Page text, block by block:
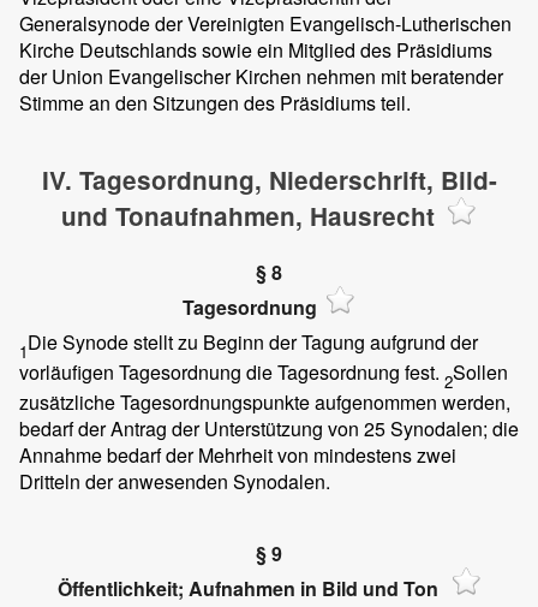
Generalsynode der Vereinigten Evangelisch-Lutherischen
Kirche Deutschlands sowie ein Mitglied des Präsidiums
der Union Evangelischer Kirchen nehmen mit beratender
Stimme an den Sitzungen des Präsidiums teil.
IV. Tagesordnung, Niederschrift, Bild-
und Tonaufnahmen, Hausrecht
§ 8
Tagesordnung
1Die Synode stellt zu Beginn der Tagung aufgrund der
vorläufigen Tagesordnung die Tagesordnung fest. 2Sollen
zusätzliche Tagesordnungspunkte aufgenommen werden,
bedarf der Antrag der Unterstützung von 25 Synodalen; die
Annahme bedarf der Mehrheit von mindestens zwei
Dritteln der anwesenden Synodalen.
§ 9
Öffentlichkeit; Aufnahmen in Bild und Ton